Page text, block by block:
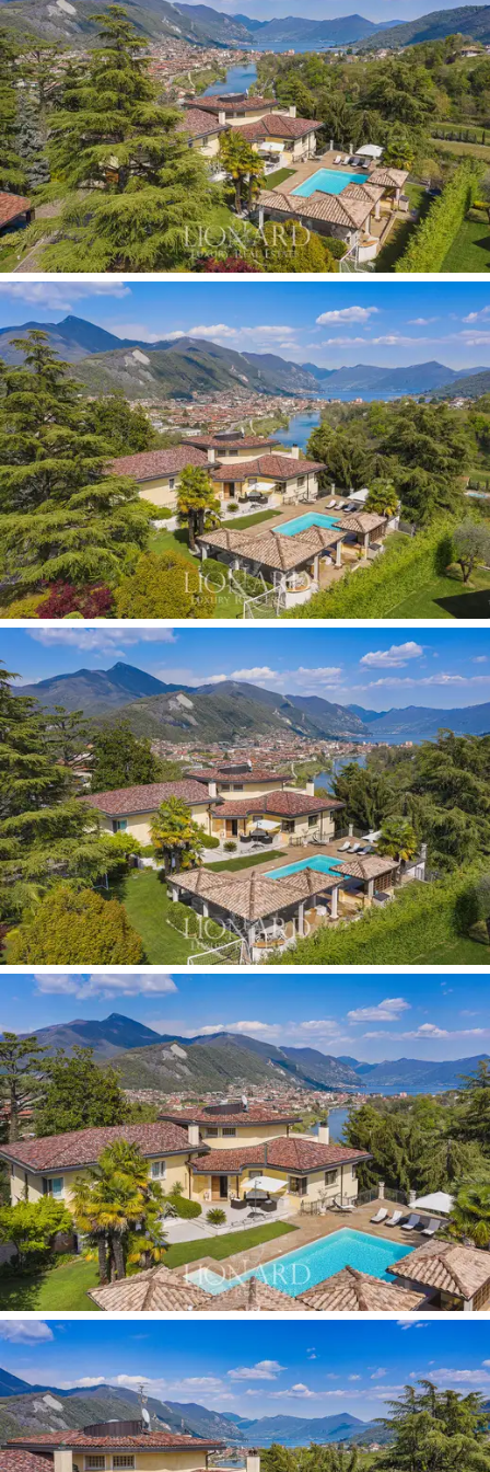
evin altında ek bir çift garaja ve geniş avluya açılan bir
araba yoluna sahiptir. Birkaç adım, maksimum konforu en
keyifli yaz eğlencesiyle birleştirmek için bir güneşlenme
alanı ve bir çardak ile donatılmış muhteşem yüzme
havuzu alanına çıkmaktadır. Buradan, her ikisi de Iseo
Gölü'nün muhteşem manzarasına sahip muhteşem
terasa bakan, ayrı bir mutfağa sahip geniş bir oturma
odası bulunan ana eve erişebilirsiniz. Katta ayrıca üç
yatak odası, iki banyo ve iki depo bulunmaktadır.
Üst katta mini mutfaklı ikinci bir oturma odası, bir yatak
odası ve bir banyonun yanı sıra göle bakan panoramik bir
teras vardır. Bodrum kat, bir verandaya açılan ve yine
göl kenarının özel manzarasına sahip büyük bir odaya
adanmıştır. Aynı katta bir çalışma odası, bir depo odası,
büyük bir çamaşır odası, bir banyo, bir kiler ve bir kazan
dairesi var.
Yüzme havuzunun altında, güzel bir koridor, bir taverna,
bir banyo ve yemyeşil parka bakan bir terasa sahip,
daha küçük ama aynı derecede prestijli ikinci bir ev var.
Büyüleyici panoramik konumu ve içinde bulunduğu
prestijli bağlam, bu mülküIseo Gölü'ne bakan
büyüleyici bir ev haline getirmektedir.